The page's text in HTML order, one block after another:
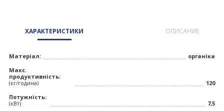
ХАРАКТЕРИСТИКИ ОПИСАНИЕ
Матеріал:
органіка
Макс.
продуктивність:
(кг/година)
120
Потужність:
(кВт)
7,5